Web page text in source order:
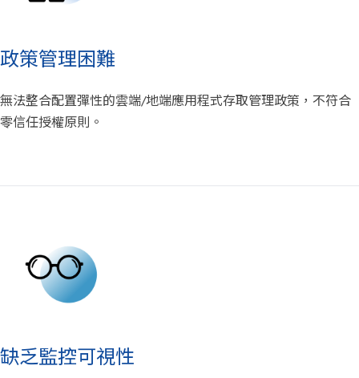
政策管理困難
無法整合配置彈性的雲端/地端應用程式存取管理政策，不符合
零信任授權原則。
缺乏監控可視性